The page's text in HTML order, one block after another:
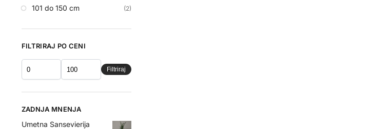
101 do 150 cm (2)
FILTRIRAJ PO CENI
Filtriraj
ZADNJA MNENJA
Umetna Sansevierija